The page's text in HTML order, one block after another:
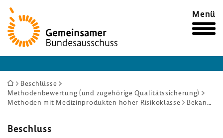
Zur
Startseite
Menü
Sie
sind
Beschlüsse
Methodenbewertung (und zugehörige Qualitätssicherung)
Methoden mit Medizinprodukten hoher Risikoklasse
Bekanntmachung anlässlich einer Informationsübermittlung gemäß § 137h SGB V: 3D intrakardiale Echokardiographie mit Matrix-Anordnung zur Echtzeit-Bildgebung bei Transkatheter Eingriffen von strukturellen Herzerkrankungen – Aufforderung zur Meldung weiterer betroffener Medizinproduktehersteller
Beschluss